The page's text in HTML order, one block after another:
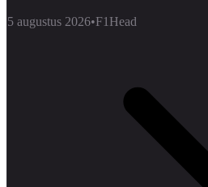
5 augustus 2026•F1Head